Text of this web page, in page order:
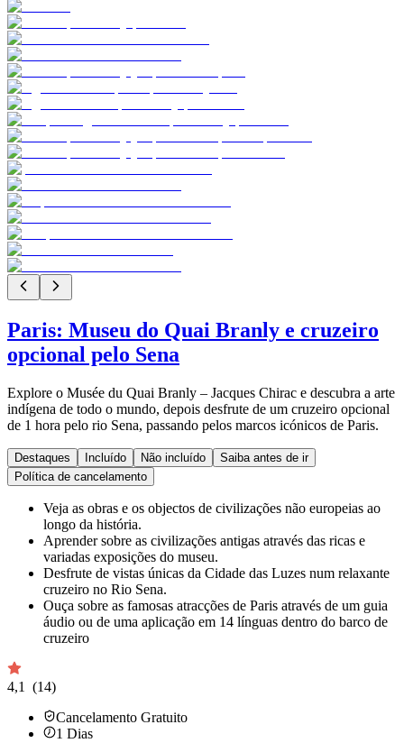
Paris: Museu do Quai Branly e cruzeiro
opcional pelo Sena
Explore o Musée du Quai Branly – Jacques Chirac e descubra a arte
indígena de todo o mundo, depois desfrute de um cruzeiro opcional
de 1 hora pelo rio Sena, passando pelos marcos icónicos de Paris.
Destaques Incluído Não incluído
Saiba antes de ir
Política de cancelamento
Veja as obras e os objectos de civilizações não europeias ao
longo da história.
Aprender sobre as civilizações antigas através das ricas e
variadas exposições do museu.
Desfrute de vistas únicas da Cidade das Luzes num relaxante
cruzeiro no Rio Sena.
Ouça sobre as famosas atracções de Paris através de um guia
áudio ou de uma aplicação em 14 línguas dentro do barco de
cruzeiro
4,1
(14)
Cancelamento Gratuito
1 Dias